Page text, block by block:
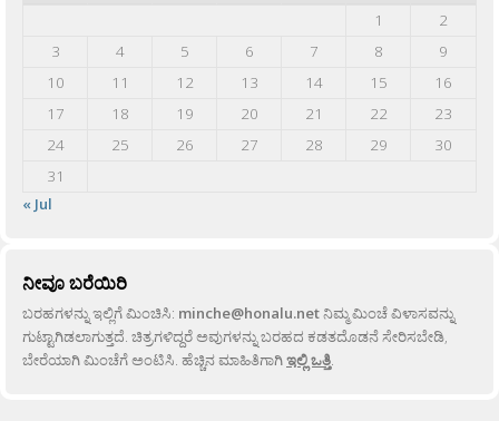
1
2
3
4 5 6 7 8
9
10
11 12 13 14 15
16
17
18 19 20 21 22
23
24
25 26 27 28 29
30
31
« Jul
ನೀವೂ ಬರೆಯಿರಿ
ಬರಹಗಳನ್ನು ಇಲ್ಲಿಗೆ ಮಿಂಚಿಸಿ: minche@honalu.netನಿಮ್ಮ ಮಿಂಚೆ ವಿಳಾಸವನ್ನು
ಗುಟ್ಟಾಗಿಡಲಾಗುತ್ತದೆ. ಚಿತ್ರಗಳಿದ್ದರೆ ಅವುಗಳನ್ನು ಬರಹದ ಕಡತದೊಡನೆ ಸೇರಿಸಬೇಡಿ,
ಬೇರೆಯಾಗಿ ಮಿಂಚೆಗೆ ಅಂಟಿಸಿ. ಹೆಚ್ಚಿನ ಮಾಹಿತಿಗಾಗಿಇಲ್ಲಿ ಒತ್ತಿ